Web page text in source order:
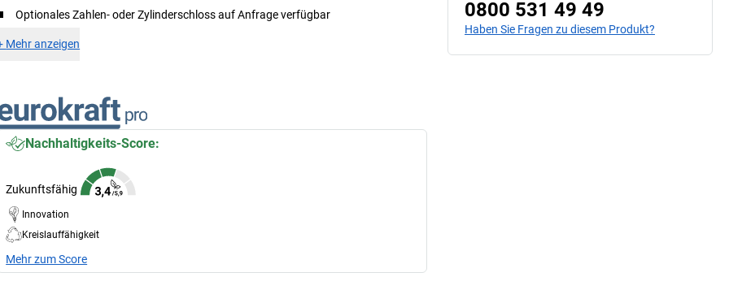
Optionales Zahlen- oder Zylinderschloss auf Anfrage verfügbar
Mehr anzeigen
Nachhaltigkeits-Score:
Zukunftsfähig
Innovation
Kreislauffähigkeit
Mehr zum Score
0800 531 49 49
Haben Sie Fragen zu diesem Produkt?